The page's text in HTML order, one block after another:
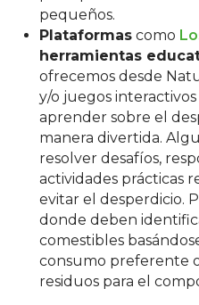
pequeños.
Plataformas como
herramientas
ofrecemos desde
y/o juegos
aprender sobre el
manera divertida.
resolver desafíos,
actividades prácticas
evitar el desperdicio.
donde deben
comestibles
consumo preferente
residuos para el